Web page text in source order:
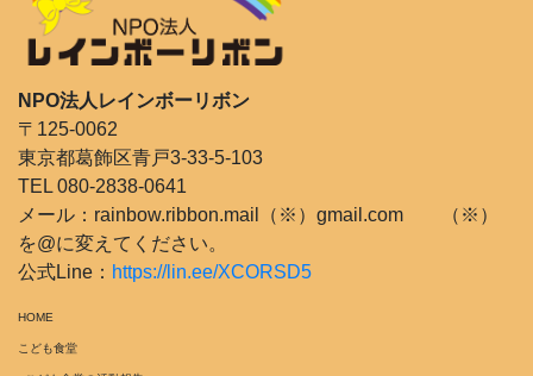
NPO法人レインボーリボン
〒125-0062
東京都葛飾区青戸3-33-5-103
TEL 080-2838-0641
メール：rainbow.ribbon.mail（※）gmail.com （※）
を@に変えてください。
公式Line： https://lin.ee/XCORSD5
HOME
こども食堂